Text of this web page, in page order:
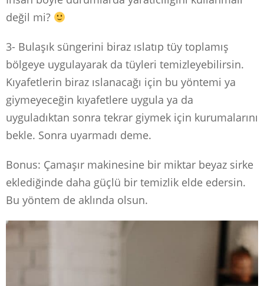
değil mi?
3- Bulaşık süngerini biraz ıslatıp tüy toplamış
bölgeye uygulayarak da tüyleri temizleyebilirsin.
Kıyafetlerin biraz ıslanacağı için bu yöntemi ya
giymeyeceğin kıyafetlere uygula ya da
uyguladıktan sonra tekrar giymek için kurumalarını
bekle. Sonra uyarmadı deme.
Bonus: Çamaşır makinesine bir miktar beyaz sirke
eklediğinde daha güçlü bir temizlik elde edersin.
Bu yöntem de aklında olsun.